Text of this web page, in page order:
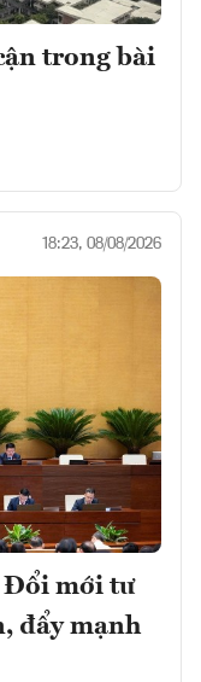
trong bài
18:23, 08/08/2026
Đổi mới tư
đẩy mạnh